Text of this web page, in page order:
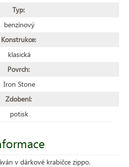
Typ:
benzínový
Konstrukce:
klasická
Povrch:
Iron Stone
Zdobení:
potisk
v dárkové krabičce zippo.